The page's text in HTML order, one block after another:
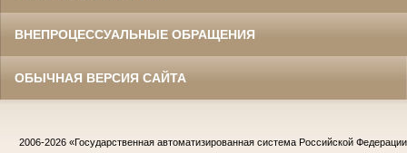
ВНЕПРОЦЕССУАЛЬНЫЕ ОБРАЩЕНИЯ
ОБЫЧНАЯ ВЕРСИЯ САЙТА
2006-2026 «Государственная автоматизированная система Российской